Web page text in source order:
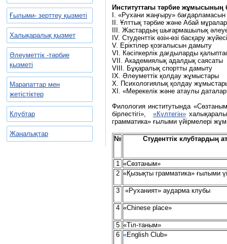
Ғылыми- зерттеу қызметі
Халықаралық қызмет
Әлеуметтік -тәрбие
қызметі
Марапаттар мен
жетістіктер
Клубтар
Жаңалықтар
Институттағы тәрбие жұмысының
I. «Рухани жаңғыру» бағдарламасын
ІІ. Ұлттық тәрбие және Абай
ІІІ. Жастардың шығармашылық
IV. Студенттік өзін-өзі басқару
V. Еріктілер қозғалысын дамыту
VІ. Кәсіпкерлік дағдыларды
VІІ. Академиялық адалдық саясаты
VІІІ. Бұқаралық спортты дамыту
ІХ. Әлеуметтік қолдау жұмыстары
Х. Психологиялық қолдау
ХІ. «Мерекелік және атаулы
Филология институтында
бірлестігі», «Күлтегін»
грамматика» ғылыми үйірмелері
№ Студенттік клубтардың
1 «Сөзтаным»
2 «Қызықты грамматика» ғылыми
3 «Руханият» аударма клубы
4 «Chinese place»
5 «Тіл-таным»
6 «English Club»